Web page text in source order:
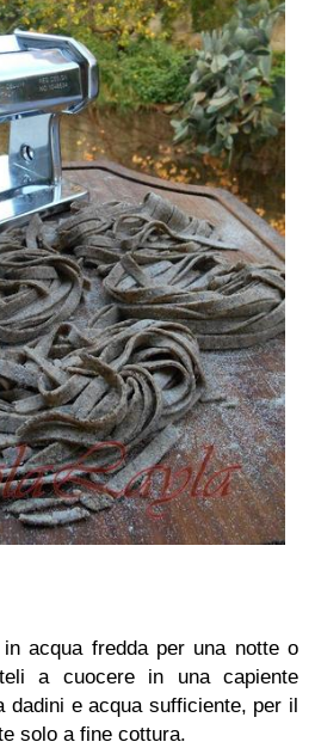
acqua fredda per una notte o
a cuocere in una capiente
dadini e acqua sufficiente, per il
solo a fine cottura.